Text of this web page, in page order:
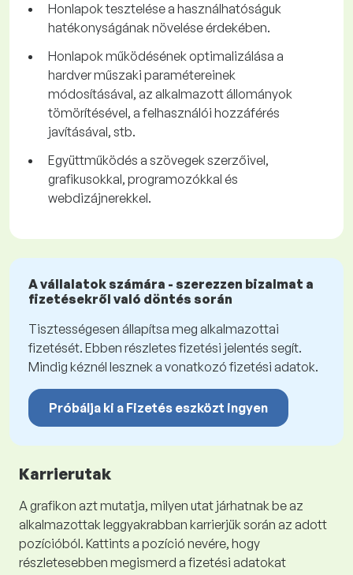
Honlapok tesztelése a használhatóságuk
hatékonyságának növelése érdekében.
Honlapok működésének optimalizálása a
hardver műszaki paramétereinek
módosításával, az alkalmazott állományok
tömörítésével, a felhasználói hozzáférés
javításával, stb.
Együttműködés a szövegek szerzőivel,
grafikusokkal, programozókkal és
webdizájnerekkel.
A vállalatok számára - szerezzen bizalmat a
fizetésekről való döntés során
Tisztességesen állapítsa meg alkalmazottai
fizetését. Ebben részletes fizetési jelentés segít.
Mindig kéznél lesznek a vonatkozó fizetési adatok.
Próbálja ki a Fizetés eszközt ingyen
Karrierutak
A grafikon azt mutatja, milyen utat járhatnak be az
alkalmazottak leggyakrabban karrierjük során az adott
pozícióból. Kattints a pozíció nevére, hogy
részletesebben megismerd a fizetési adatokat